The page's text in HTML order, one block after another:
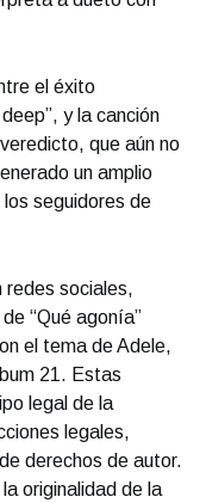
el éxito
y la canción
que aún no
un amplio
seguidores de
redes sociales,
“Qué agonía”
el tema de Adele,
21. Estas
legal de la
legales,
derechos de autor.
originalidad de la